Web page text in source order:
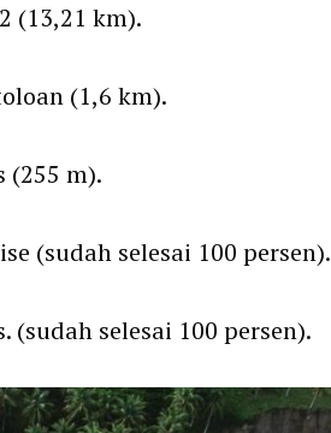
(13,21 km).
(1,6 km).
(255 m).
(sudah selesai 100 persen).
(sudah selesai 100 persen).